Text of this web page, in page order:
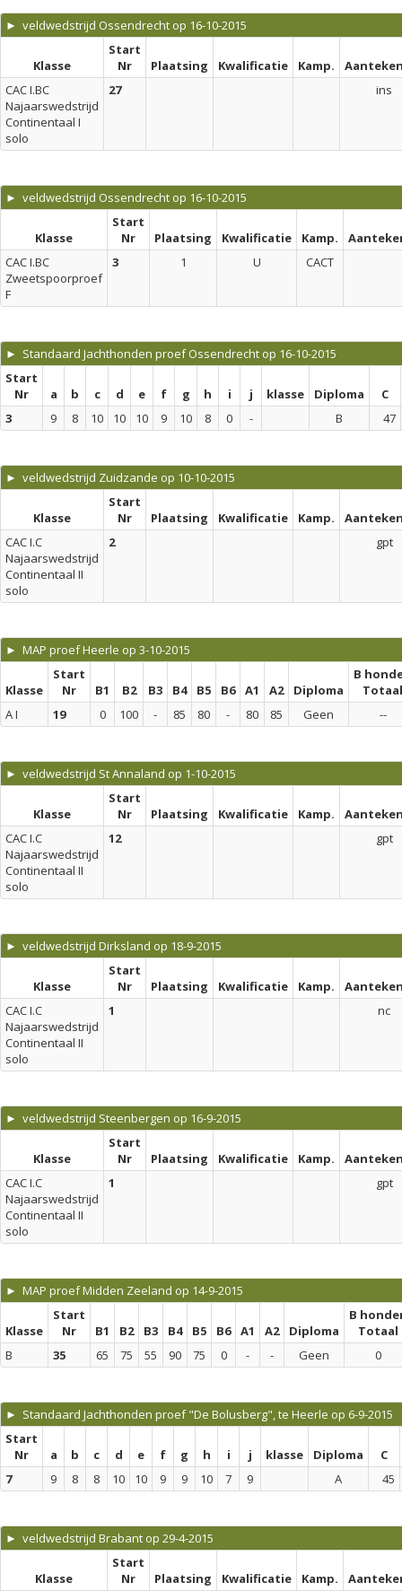
► veldwedstrijd Ossendrecht op 16-10-2015
Klasse
Start
Nr
Plaatsing Kwalificatie Kamp.
CAC I.BC
Najaarswedstrijd
Continentaal I
solo
27 ins
► veldwedstrijd Ossendrecht op 16-10-2015
Klasse
Start
Nr
Plaatsing Kwalificatie Kamp.
CAC I.BC
Zweetspoorproef
F
3 1 U CACT
► Standaard Jachthonden proef Ossendrecht op 16-10-2015
Start
Nr
a b c d e f g h i j klasse Diploma
C
3
9 8 10 10 10 9 10 8 0 - B 47
► veldwedstrijd Zuidzande op 10-10-2015
Klasse
Start
Nr
Plaatsing Kwalificatie Kamp.
CAC I.C
Najaarswedstrijd
Continentaal II
solo
2 gpt
► MAP proef Heerle op 3-10-2015
Klasse
Start
Nr
B1 B2 B3 B4 B5 B6 A1 A2 Diploma
B
Totaal
A I
19 0 100 - 85 80 - 80 85 Geen --
► veldwedstrijd St Annaland op 1-10-2015
Klasse
Start
Nr
Plaatsing Kwalificatie Kamp.
CAC I.C
Najaarswedstrijd
Continentaal II
solo
12 gpt
► veldwedstrijd Dirksland op 18-9-2015
Klasse
Start
Nr
Plaatsing Kwalificatie Kamp.
CAC I.C
Najaarswedstrijd
Continentaal II
solo
1 nc
► veldwedstrijd Steenbergen op 16-9-2015
Klasse
Start
Nr
Plaatsing Kwalificatie Kamp.
CAC I.C
Najaarswedstrijd
Continentaal II
solo
1 gpt
► MAP proef Midden Zeeland op 14-9-2015
Klasse
Start
Nr
B1 B2 B3 B4 B5 B6 A1 A2 Diploma
B
Totaal
B
35 65 75 55 90 75 0 - - Geen 0
► Standaard Jachthonden proef "De Bolusberg", te Heerle op 6-9-2015
Start
Nr
a b c d e f g h i j klasse Diploma
C
7
9 8 8 10 10 9 9 10 7 9 A 45
► veldwedstrijd Brabant op 29-4-2015
Klasse
Start
Nr
Plaatsing Kwalificatie Kamp.